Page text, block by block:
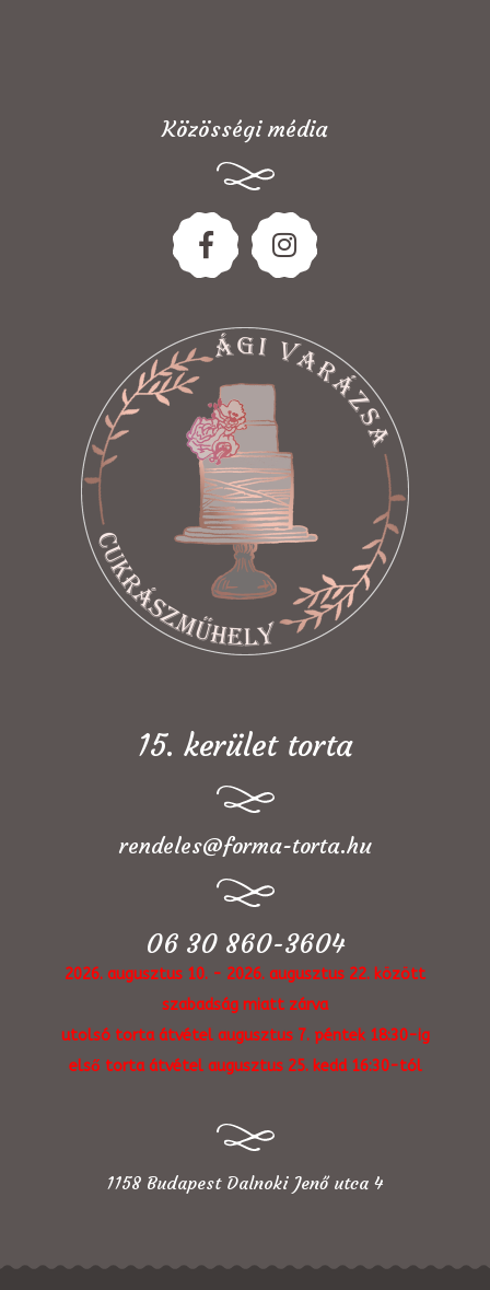
Közösségi média
15. kerület torta
rendeles@forma-torta.hu
06 30 860-3604
2026. augusztus 10. - 2026. augusztus 22. között
szabadság miatt zárva
utolsó torta átvétel augusztus 7. péntek 18:30-ig
első torta átvétel augusztus 25. kedd 16:30-tól
1158 Budapest Dalnoki Jenő utca 4